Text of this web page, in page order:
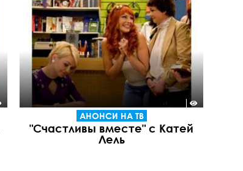
АНОНСИ НА ТВ
"Счастливы вместе" с Катей
Лель